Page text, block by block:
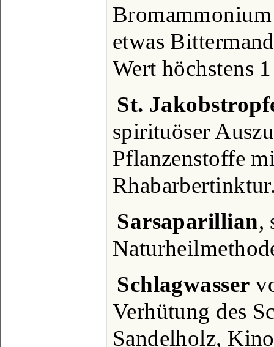
etwas
Wert höchstens
St.
spirituöser
Pflanzenstoffe
Sarsaparillian,
Schlagwasser
Verhütung des
Sandelholz,